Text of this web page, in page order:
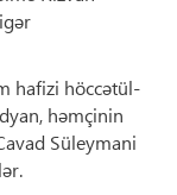
hafizi höccətül-
həmçinin
Süleymani